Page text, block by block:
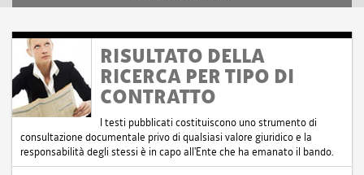
RISULTATO DELLA
RICERCA PER TIPO DI
CONTRATTO
I testi pubblicati costituiscono uno strumento di
consultazione documentale privo di qualsiasi valore giuridico e la
responsabilità degli stessi è in capo all'Ente che ha emanato il bando.